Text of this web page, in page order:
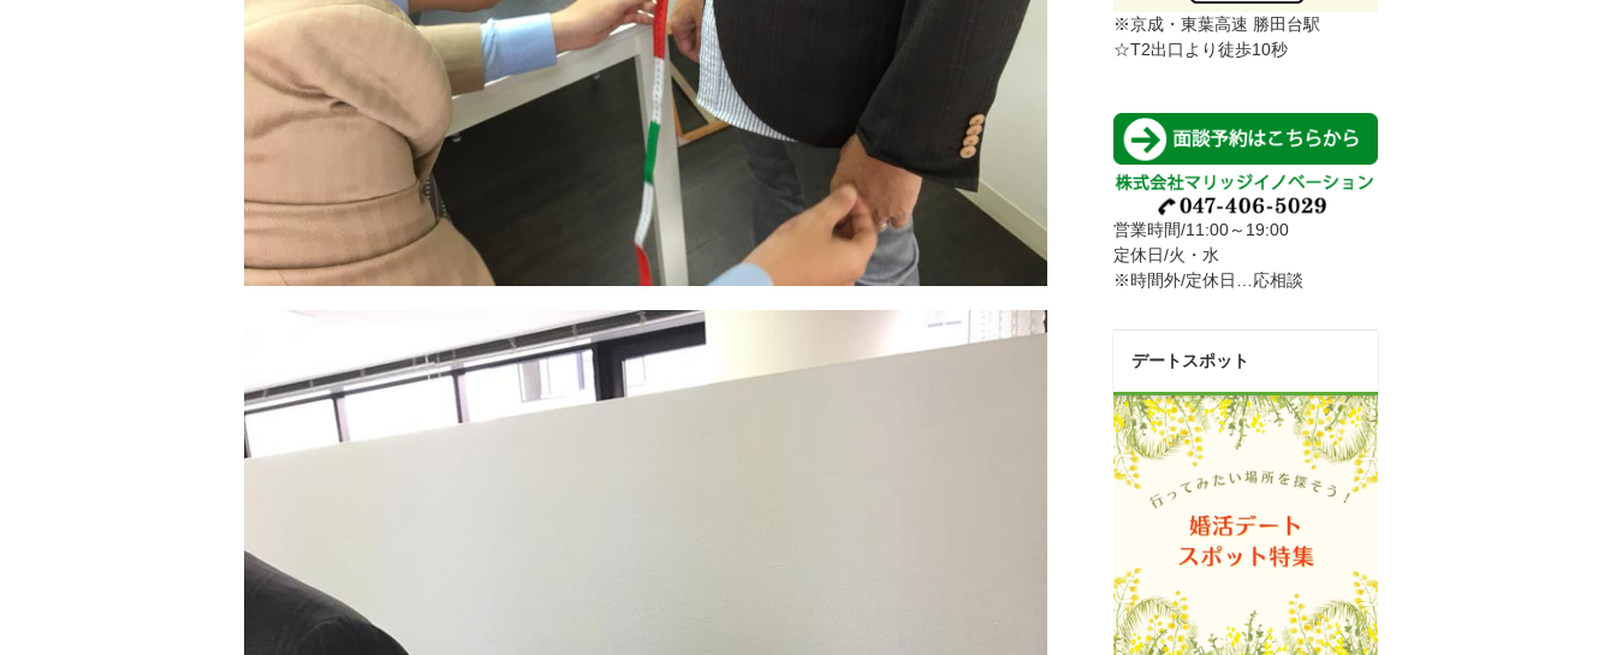
※京成・東葉高速 勝田台駅
☆T2出口より徒歩10秒
営業時間/11:00～19:00
定休日/火・水
※時間外/定休日…応相談
デートスポット